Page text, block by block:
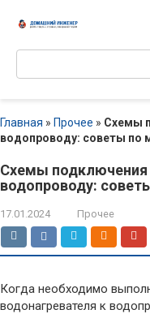
Поиск:
Главная » Прочее » Схемы
водопроводу: советы по
Схемы подключения
водопроводу:
17.01.2024 Прочее
Когда необходимо
водонагревателя к